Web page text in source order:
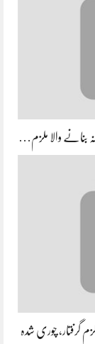
گرفتار، چوری شدہ